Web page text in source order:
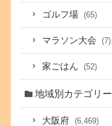
ゴルフ場 (65)
マラソン大会 (7)
家ごはん (52)
地域別カテゴリー
大阪府 (6,469)